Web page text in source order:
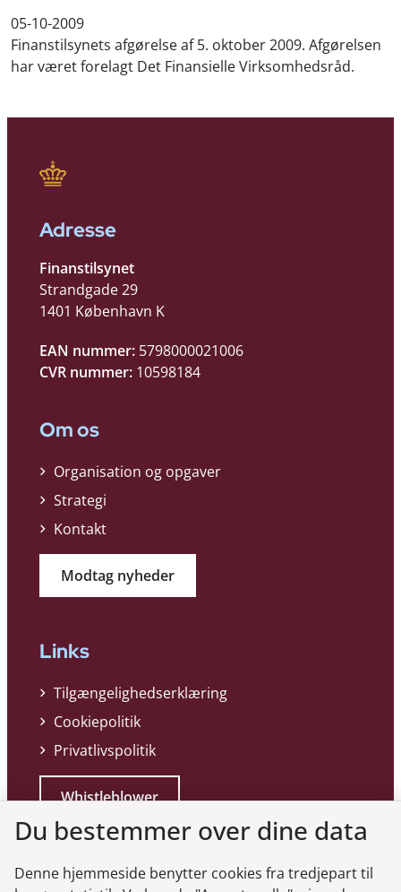
05-10-2009
Finanstilsynets afgørelse af 5. oktober 2009. Afgørelsen
har været forelagt Det Finansielle Virksomhedsråd.
Adresse
Finanstilsynet
Strandgade 29
1401 København K
EAN nummer: 5798000021006
CVR nummer: 10598184
Om os
Organisation og opgaver
Strategi
Kontakt
Modtag nyheder
Links
Tilgængelighedserklæring
Cookiepolitik
Privatlivspolitik
Whistleblower
Du bestemmer over dine data
Denne hjemmeside benytter cookies fra tredjepart til